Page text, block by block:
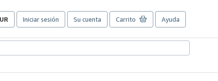
Iniciar sesión Su cuenta Carrito Ayuda